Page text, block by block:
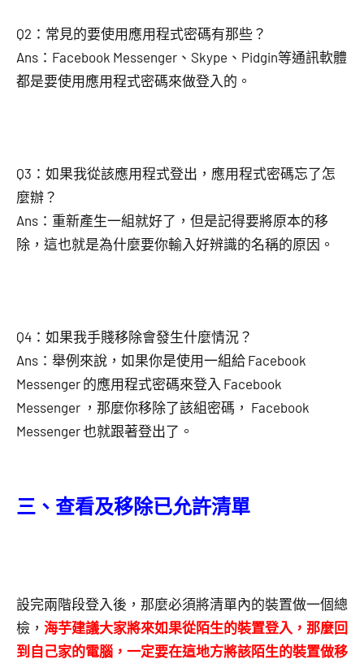
Q2：常見的要使用應用程式密碼有那些？
Ans：Facebook Messenger、Skype、Pidgin等通訊軟體
都是要使用應用程式密碼來做登入的。
Q3：如果我從該應用程式登出，應用程式密碼忘了怎
麼辦？
Ans：重新產生一組就好了，但是記得要將原本的移
除，這也就是為什麼要你輸入好辨識的名稱的原因。
Q4：如果我手賤移除會發生什麼情況？
Ans：舉例來說，如果你是使用一組給 Facebook
Messenger 的應用程式密碼來登入 Facebook
Messenger ，那麼你移除了該組密碼， Facebook
Messenger 也就跟著登出了。
三、查看及移除已允許清單
設完兩階段登入後，那麼必須將清單內的裝置做一個總
檢， 海芋建議大家將來如果從陌生的裝置登入，那麼回
到自己家的電腦，一定要在這地方將該陌生的裝置做移